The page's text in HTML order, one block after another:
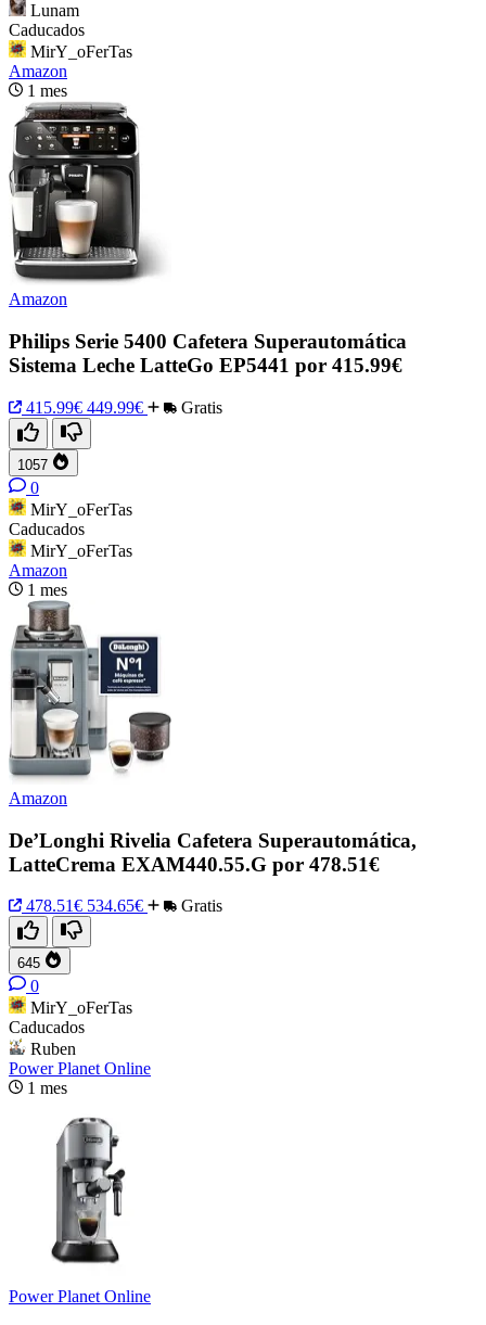
Lunam
Caducados
MirY_oFerTas
Amazon
1 mes
Amazon
Philips Serie 5400 Cafetera Superautomática
Sistema Leche LatteGo EP5441 por 415.99€
415.99€ 449.99€ Gratis
1057
0
MirY_oFerTas
Caducados
MirY_oFerTas
Amazon
1 mes
Amazon
De’Longhi Rivelia Cafetera Superautomática,
LatteCrema EXAM440.55.G por 478.51€
478.51€ 534.65€ Gratis
645
0
MirY_oFerTas
Caducados
Ruben
Power Planet Online
1 mes
Power Planet Online